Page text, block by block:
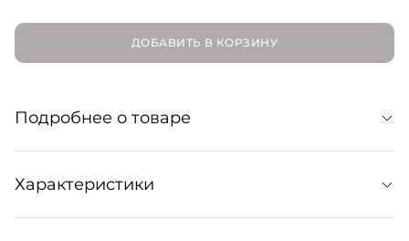
ДОБАВИТЬ В КОРЗИНУ
Подробнее о товаре
Однобортный жакет из бленда вискозы и льна.
Лаконичная модель обыграна V-образным вырезом без
лацканов, смещенной от центра застежкой и шлицами
Характеристики